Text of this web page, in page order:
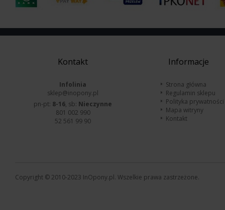
Kontakt
Infolinia
sklep@inopony.pl
pn-pt: 8-16, sb: Nieczynne
801 002 990
52 561 99 90
Informacje
Strona główna
Regulamin sklepu
Polityka prywatności
Mapa witryny
Kontakt
Copyright © 2010-2023 InOpony.pl. Wszelkie prawa zastrzeżone.